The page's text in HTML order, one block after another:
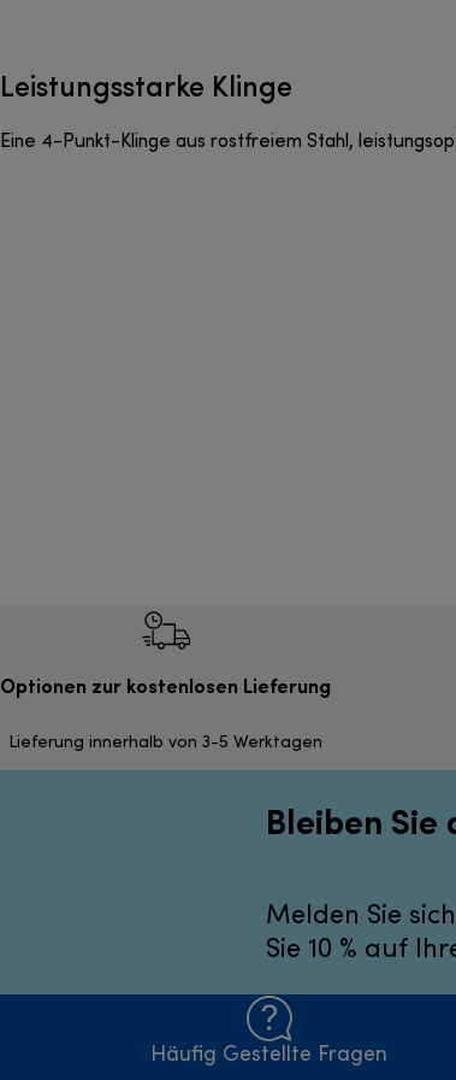
Leistungsstarke Klinge
Eine 4-Punkt-Klinge aus rostfreiem Stahl,
Optionen zur kostenlosen Lieferung
Lieferung innerhalb von 3-5 Werktagen
Bleiben Sie
Melden Sie
Sie 10 % auf
Häufig Gestellte Fragen